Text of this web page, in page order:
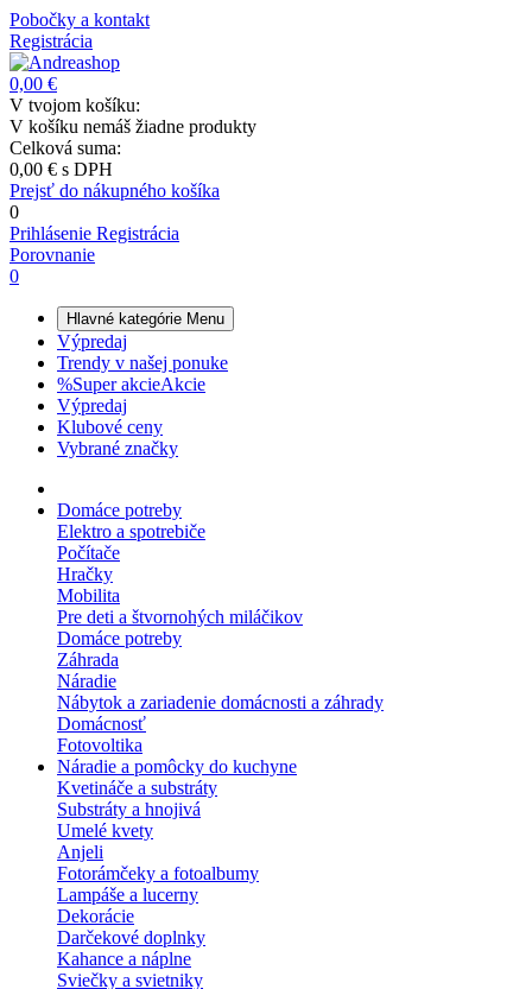
Pobočky a kontakt
Registrácia
0,00 €
V tvojom košíku:
V košíku nemáš žiadne produkty
Celková suma:
0,00 € s DPH
Prejsť do nákupného košíka
0
Prihlásenie Registrácia
Porovnanie
0
Hlavné kategórie Menu
Výpredaj
Trendy v našej ponuke
%Super akcieAkcie
Výpredaj
Klubové ceny
Vybrané značky
Domáce potreby
Elektro a spotrebiče
Počítače
Hračky
Mobilita
Pre deti a štvornohých miláčikov
Domáce potreby
Záhrada
Náradie
Nábytok a zariadenie domácnosti a záhrady
Domácnosť
Fotovoltika
Náradie a pomôcky do kuchyne
Kvetináče a substráty
Substráty a hnojivá
Umelé kvety
Anjeli
Fotorámčeky a fotoalbumy
Lampáše a lucerny
Dekorácie
Darčekové doplnky
Kahance a náplne
Sviečky a svietniky